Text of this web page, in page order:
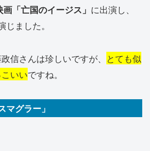
画「亡国のイージス」 に出演し、
ました。
信さんは珍しいですが、
とても似
いいですね。
マグラー」